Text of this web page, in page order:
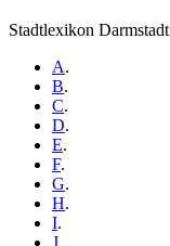
Stadtlexikon Darmstadt
A.
B.
C.
D.
E.
F.
G.
H.
I.
J.